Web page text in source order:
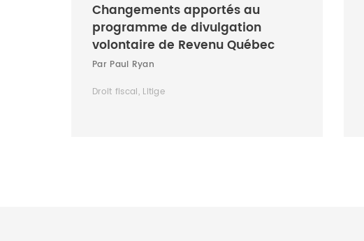
Changements apportés au
programme de divulgation
volontaire de Revenu Québec
Par Paul Ryan
Droit fiscal, Litige